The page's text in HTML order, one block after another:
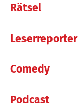
Rätsel
Leserreporter
Comedy
Podcast